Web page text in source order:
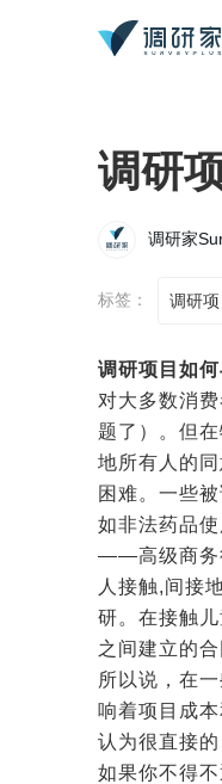
调研
调研家
标签： 调研项
调研项目如
对大多数消
题了）。但
地所有人的
困难。一些
如非法药品
——高级商务
人接触,间接
研。在接触
之间建立的
所以说，在
响着项目成
认为很直接
如果你不得